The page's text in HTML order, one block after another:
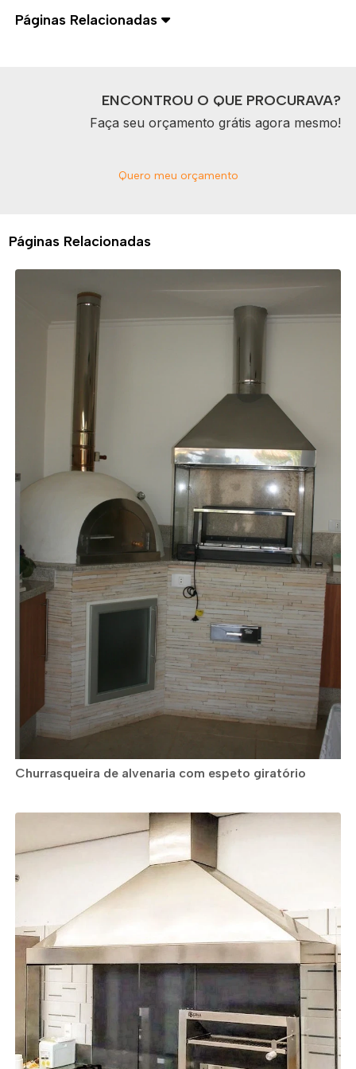
Páginas Relacionadas
ENCONTROU O QUE PROCURAVA?
Faça seu orçamento grátis agora mesmo!
Quero meu orçamento
Páginas Relacionadas
Churrasqueira de alvenaria com espeto giratório